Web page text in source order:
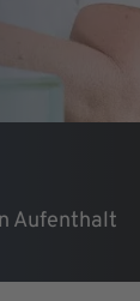
Aufenthalt